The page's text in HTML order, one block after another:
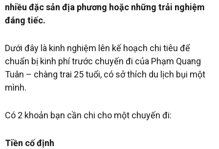
nhiều đặc sản địa phương hoặc những trải nghiệm
đáng tiếc.
Dưới đây là kinh nghiệm lên kế hoạch chi tiêu để
chuẩn bị kinh phí trước chuyến đi của Phạm Quang
Tuân – chàng trai 25 tuổi, có sở thích du lịch bụi một
mình.
Có 2 khoản bạn cần chi cho một chuyến đi:
Tiền cố định